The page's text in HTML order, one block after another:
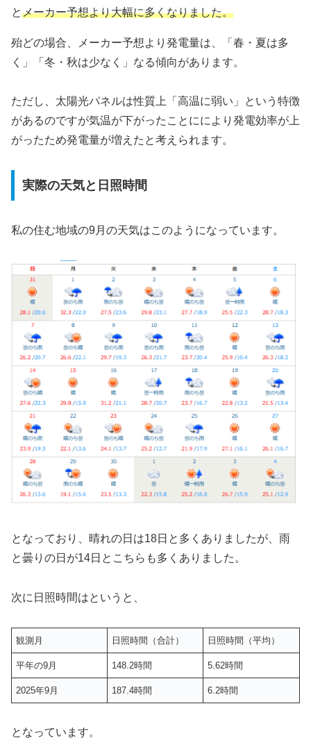
とメーカー予想より大幅に多くなりました。
殆どの場合、メーカー予想より発電量は、「春・夏は多
く」「冬・秋は少なく」なる傾向があります。
ただし、太陽光パネルは性質上「高温に弱い」という特徴
があるのですが気温が下がったことににより発電効率が上
がったため発電量が増えたと考えられます。
実際の天気と日照時間
私の住む地域の9月の天気はこのようになっています。
となっており、晴れの日は18日と多くありましたが、雨
と曇りの日が14日とこちらも多くありました。
次に日照時間はというと、
観測月 日照時間（合計） 日照時間（平均）
平年の9月 148.2時間 5.62時間
2025年9月 187.4時間 6.2時間
となっています。